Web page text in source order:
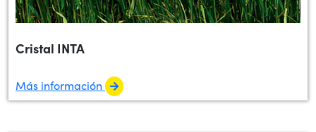
Cristal INTA
Más información